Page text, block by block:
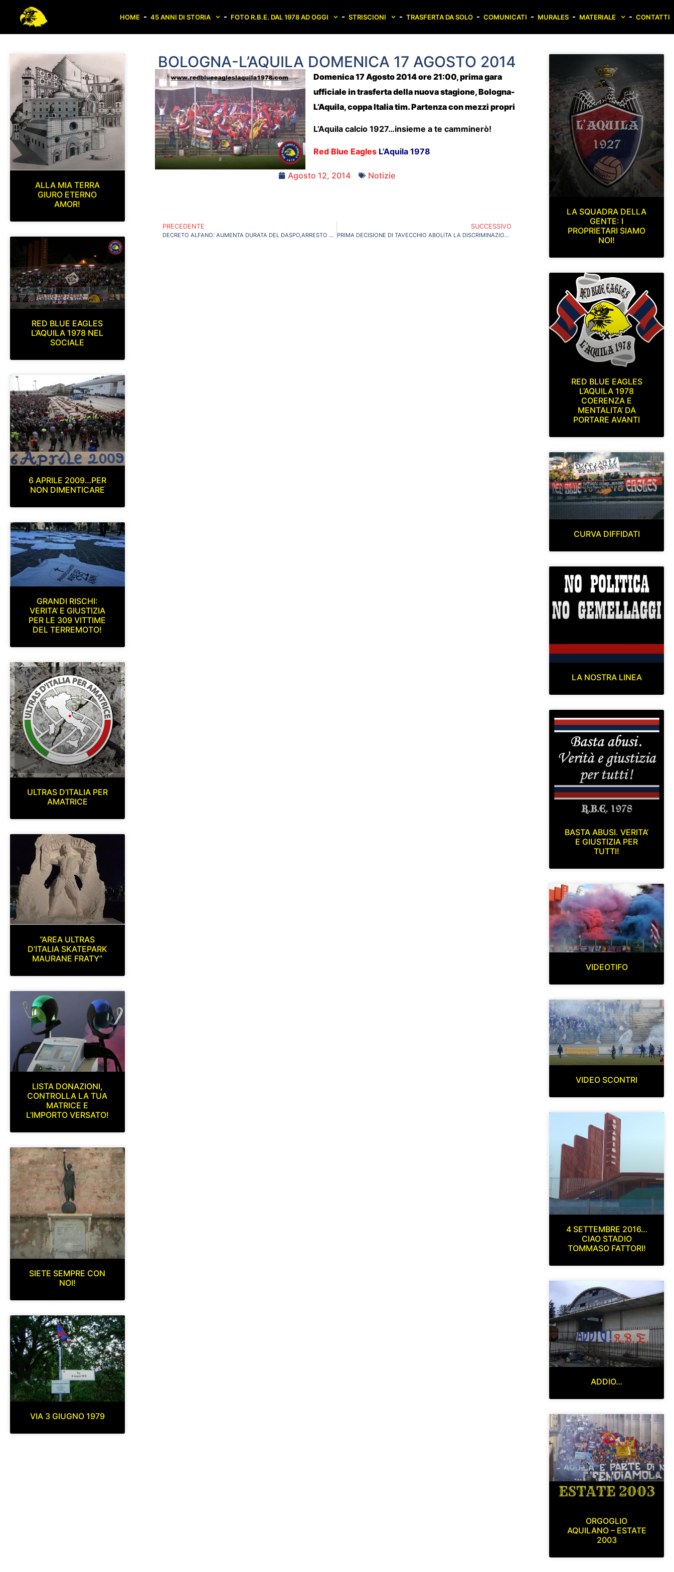
HOME 45 ANNI DI STORIA FOTO R.B.E. DAL 1978 AD OGGI STRISCIONI TRASFERTA DA SOLO COMUNICATI MURALES MATERIALE CONTATTI
ALLA MIA TERRA
GIURO ETERNO
AMOR!
RED BLUE EAGLES
L’AQUILA 1978 NEL
SOCIALE
6 APRILE 2009…PER
NON DIMENTICARE
GRANDI RISCHI:
VERITA’ E GIUSTIZIA
PER LE 309 VITTIME
DEL TERREMOTO!
ULTRAS D’ITALIA PER
AMATRICE
“AREA ULTRAS
D’ITALIA SKATEPARK
MAURANE FRATY”
LISTA DONAZIONI,
CONTROLLA LA TUA
MATRICE E
L’IMPORTO VERSATO!
SIETE SEMPRE CON
NOI!
VIA 3 GIUGNO 1979
BOLOGNA-L’AQUILA DOMENICA 17 AGOSTO 2014
Domenica 17 Agosto 2014 ore 21:00, prima gara
ufficiale in trasferta della nuova stagione, Bologna-
L’Aquila, coppa Italia tim. Partenza con mezzi propri
L’Aquila calcio 1927…insieme a te camminerò!
Red Blue Eagles L’Aquila 1978
Agosto 12, 2014 Notizie
PRECEDENTE
DECRETO ALFANO: AUMENTA DURATA DEL DASPO,ARRESTO DIFFERENZIATO PER ODIO RAZZIALE ED ALTRO ANCORA…
SUCCESSIVO
PRIMA DECISIONE DI TAVECCHIO ABOLITA LA DISCRIMINAZIONE TERRITORIALE NIENTE PIU’ SQUALIFICHE
LA SQUADRA DELLA
GENTE: I
PROPRIETARI SIAMO
NOI!
RED BLUE EAGLES
L’AQUILA 1978
COERENZA E
MENTALITA’ DA
PORTARE AVANTI
CURVA DIFFIDATI
LA NOSTRA LINEA
BASTA ABUSI. VERITA’
E GIUSTIZIA PER
TUTTI!
VIDEOTIFO
VIDEO SCONTRI
4 SETTEMBRE 2016…
CIAO STADIO
TOMMASO FATTORI!
ADDIO…
ORGOGLIO
AQUILANO – ESTATE
2003